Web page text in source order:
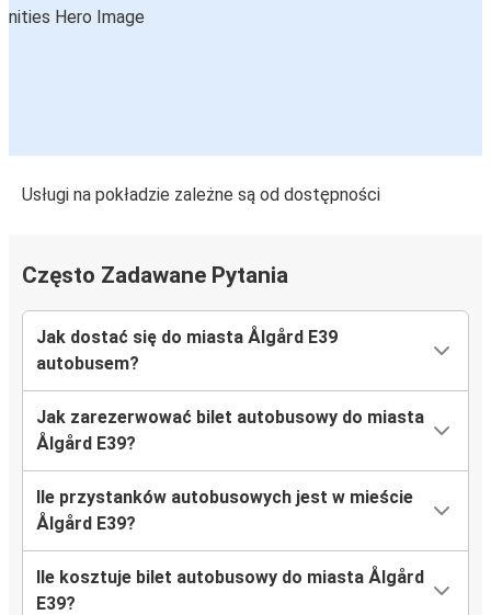
Usługi na pokładzie zależne są od dostępności
Często Zadawane Pytania
Jak dostać się do miasta Ålgård E39
autobusem?
Jak zarezerwować bilet autobusowy do miasta
Ålgård E39?
Ile przystanków autobusowych jest w mieście
Ålgård E39?
Ile kosztuje bilet autobusowy do miasta Ålgård
E39?